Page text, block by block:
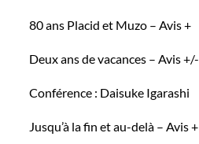
80 ans Placid et Muzo – Avis +
Deux ans de vacances – Avis +/-
Conférence : Daisuke Igarashi
Jusqu’à la fin et au-delà – Avis +